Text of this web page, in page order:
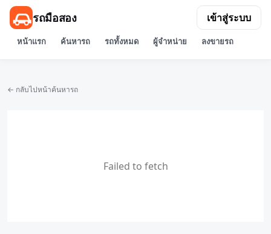
รถมือสอง
หน้าแรก ค้นหารถ รถทั้งหมด ผู้จำหน่าย ลงขายรถ
เข้าสู่ระบบ
← กลับไปหน้าค้นหารถ
Failed to fetch